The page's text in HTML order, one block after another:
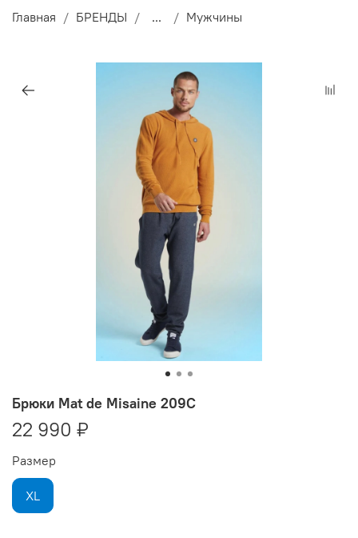
Главная БРЕНДЫ ... Мужчины
Брюки Mat de Misaine 209С
22 990 ₽
Размер
XL